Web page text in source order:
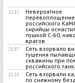
22:17
Невероятное
перевоплощение
российского
сирийцы
пушкой С-60,
врагов
21:37
Сеть взорвало
тушения
скважины при
российского
21:23
Сеть взорвали
по снежному